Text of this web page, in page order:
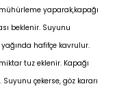
mühürleme yaparak,kapağı
beklenir. Suyunu
hafifçe kavrulur.
tuz eklenir. Kapağı
çekerse, göz kararı